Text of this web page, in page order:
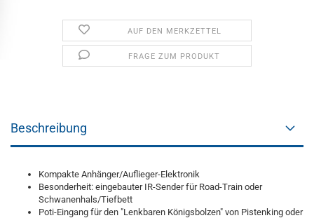
AUF DEN MERKZETTEL
FRAGE ZUM PRODUKT
Beschreibung
Kompakte Anhänger/Auflieger-Elektronik
Besonderheit: eingebauter IR-Sender für Road-Train oder
Schwanenhals/Tiefbett
Poti-Eingang für den "Lenkbaren Königsbolzen" von Pistenking oder